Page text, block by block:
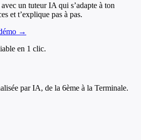
un tuteur IA qui s’adapte à ton
et t’explique pas à pas.
→
en 1 clic.
par IA, de la 6ème à la Terminale.